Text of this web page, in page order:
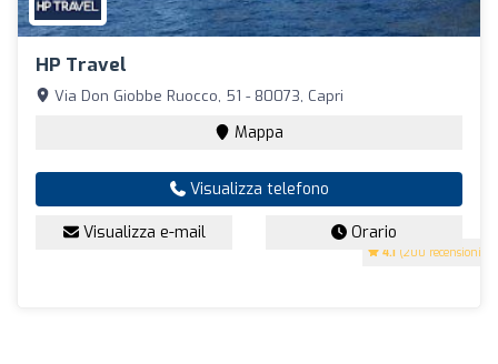
HP Travel
4.1 (200 recensioni)
Via Don Giobbe Ruocco, 51 - 80073, Capri
Mappa
Visualizza telefono
Visualizza e-mail Orario